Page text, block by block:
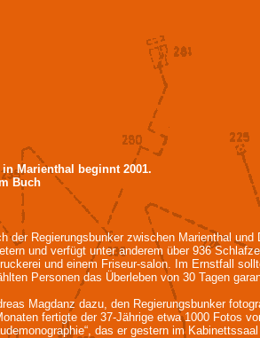
Marienthal beginnt 2001.
Buch
Regierungsbunker zwischen Marienthal
und verfügt unter anderem über 936
und einem Friseur-salon. Im Ernstfall
Personen das Überleben von 30 Tagen
Magdanz dazu, den Regierungsbunker
fertigte der 37-Jährige etwa 1000 Fotos
das er gestern im